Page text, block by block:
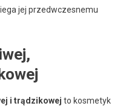
jej przedwczesnemu
i trądzikowej to kosmetyk